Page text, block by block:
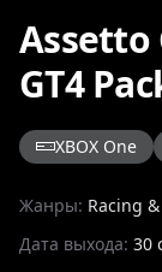
Assetto
GT4
XBOX One
Жанры: Racing
Дата выхода: 30